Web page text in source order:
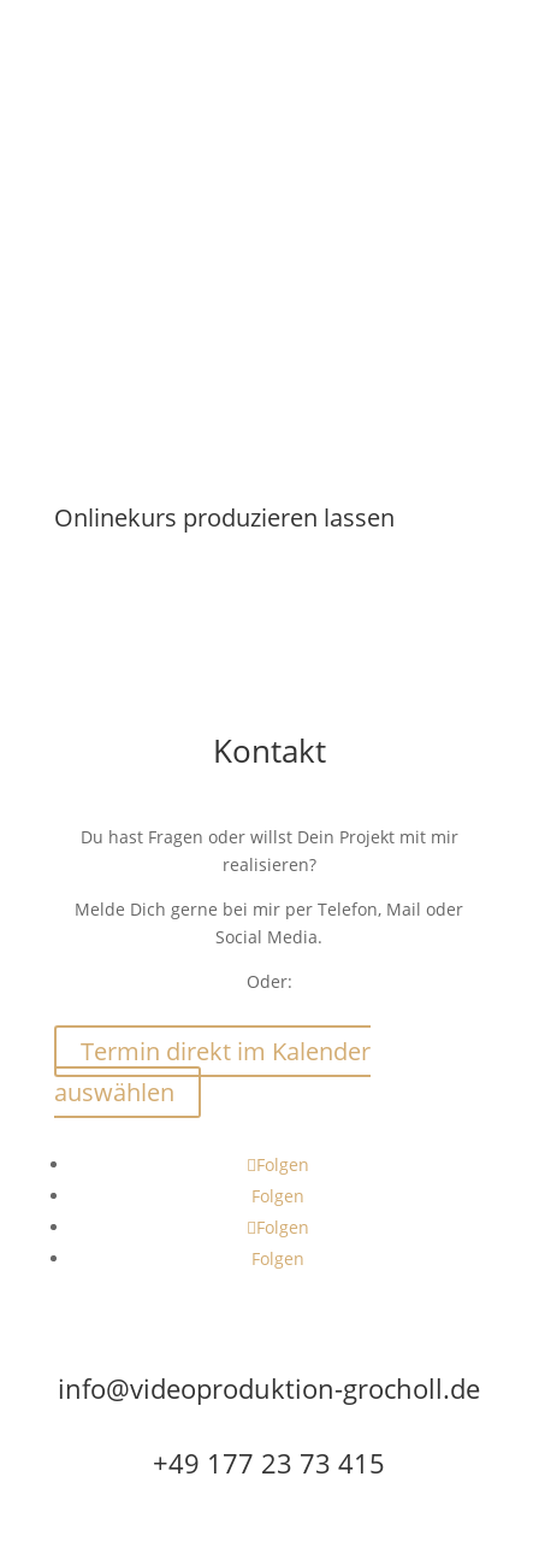
Onlinekurs produzieren lassen
Kontakt
Du hast Fragen oder willst Dein Projekt mit mir
realisieren?
Melde Dich gerne bei mir per Telefon, Mail oder
Social Media.
Oder:
Termin direkt im Kalender
auswählen
Folgen
Folgen
Folgen
Folgen
info@videoproduktion-grocholl.de
+49 177 23 73 415